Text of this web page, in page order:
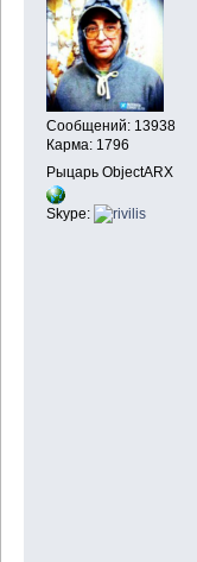
Сообщений: 13938
Карма: 1796
Рыцарь ObjectARX
Skype: